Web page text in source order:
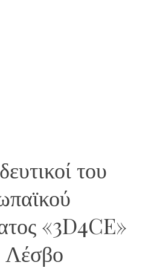
του
«3D4CE»
Λέσβο